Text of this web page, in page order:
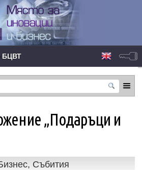
БЦВТ
„Подаръци и
, Събития